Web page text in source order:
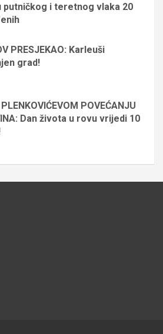
putničkog i teretnog vlaka 20
PRESJEKAO: Karleuši
grad!
POVEĆANJU
Dan života u rovu vrijedi 10